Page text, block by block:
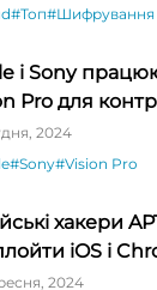
#Топ#Шифрування
і Sony
Pro для
2024
#Sony#Vision Pro
хакери
iOS і
2024